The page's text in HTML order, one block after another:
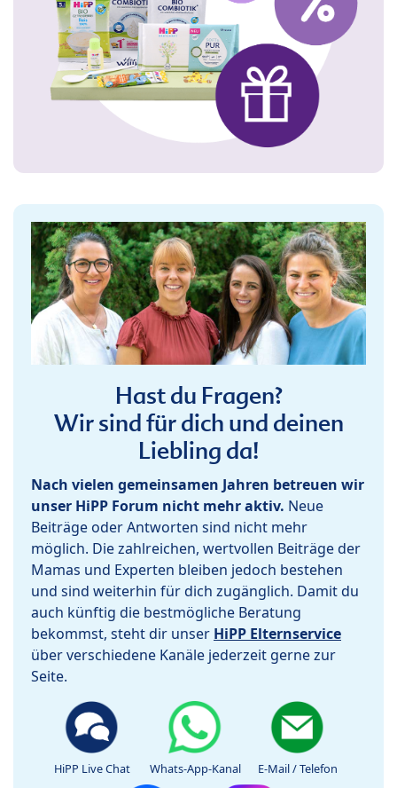
Hast du Fragen?
Wir sind für dich und deinen
Liebling da!
Nach vielen gemeinsamen Jahren betreuen wir
unser HiPP Forum nicht mehr aktiv. Neue
Beiträge oder Antworten sind nicht mehr
möglich. Die zahlreichen, wertvollen Beiträge der
Mamas und Experten bleiben jedoch bestehen
und sind weiterhin für dich zugänglich. Damit du
auch künftig die bestmögliche Beratung
bekommst, steht dir unser HiPP Elternservice
über verschiedene Kanäle jederzeit gerne zur
Seite.
HiPP Live Chat Whats-App-Kanal E-Mail / Telefon